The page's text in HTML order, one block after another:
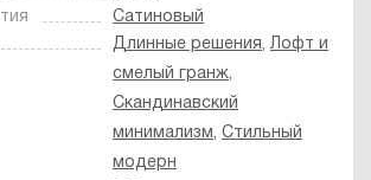
Сатиновый
Длинные решения,Лофт и
смелый гранж,
Скандинавский
минимализм, Стильный
модерн